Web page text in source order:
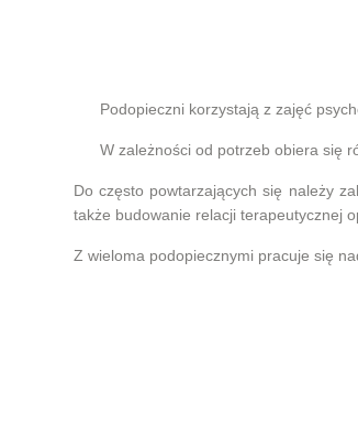
Podopieczni korzystają z zajęć
W zależności od potrzeb obiera się
Do często powtarzających się należy
także budowanie relacji terapeutycznej
Z wieloma podopiecznymi pracuje się